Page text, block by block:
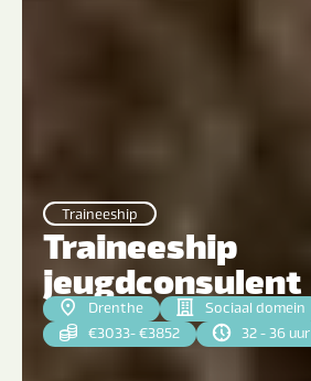
Traineeship
Traineeship
jeugdconsulent
Drenthe Sociaal domein
€3033- €3852
32 - 36 uur